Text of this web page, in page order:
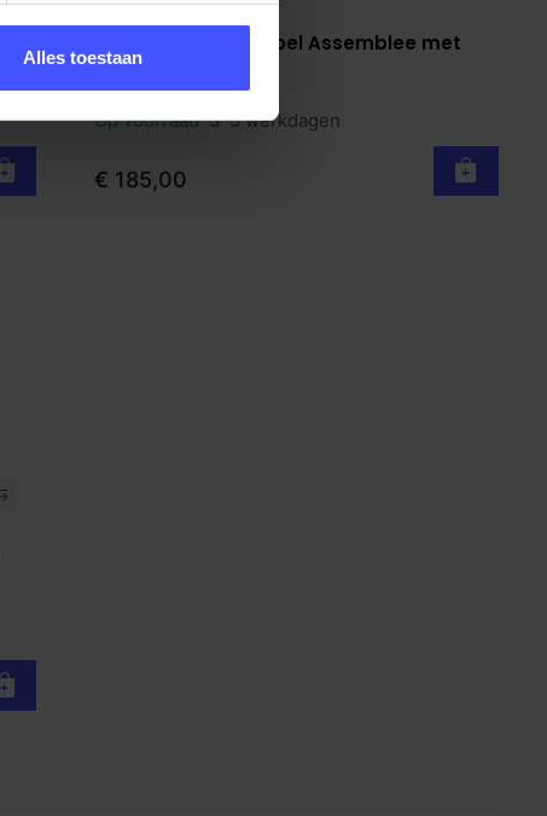
Alles toestaan
Design vergaderstoel Assemblee met
doppen
Wit
Op voorraad 3-5 werkdagen
€ 185,00